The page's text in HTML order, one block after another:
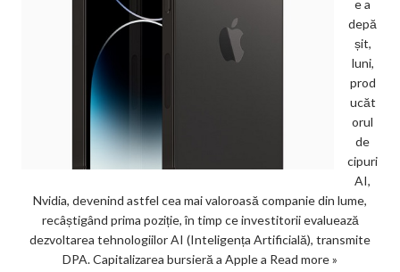
e a
depă
șit,
luni,
prod
ucăt
orul
de
cipuri
AI,
Nvidia, devenind astfel cea mai valoroasă companie din lume,
recâștigând prima poziție, în timp ce investitorii evaluează
dezvoltarea tehnologiilor AI (Inteligența Artificială), transmite
DPA. Capitalizarea bursieră a Apple a Read more »